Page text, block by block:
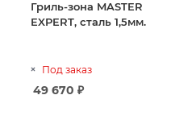
Гриль-зона MASTER
EXPERT, сталь 1,5мм.
Под заказ
49 670 ₽